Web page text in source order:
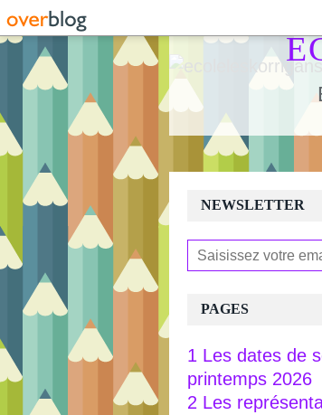
NEWSLETTER
PAGES
1 Les dates de
printemps 2026
2 Les